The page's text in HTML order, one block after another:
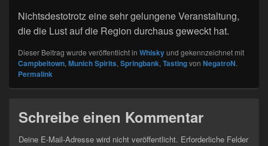
Nichtsdestotrotz eine sehr gelungene Veranstaltung,
die die Lust auf die Region durchaus geweckt hat.
Dieser Beitrag wurde veröffentlicht in Whiskyund gekennzeichnet mit
Campbeltown, Munich Spirits, Springbank, Tastingvon NegatroN.
Permalink
Schreibe einen Kommentar
Deine E-Mail-Adresse wird nicht veröffentlicht. Erforderliche Felder